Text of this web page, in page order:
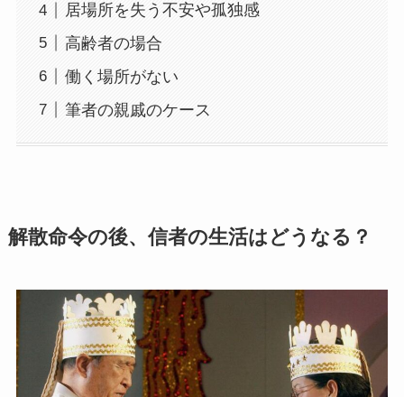
居場所を失う不安や孤独感
高齢者の場合
働く場所がない
筆者の親戚のケース
解散命令の後、信者の生活はどうなる？